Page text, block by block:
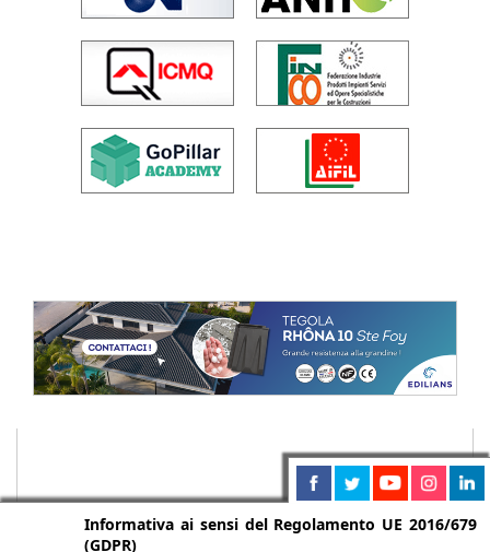
Informativa ai sensi del Regolamento UE 2016/679
(GDPR)